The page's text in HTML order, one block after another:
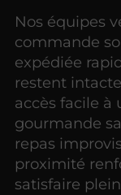
Nos équipes
commande
expédiée
restent
accès facile à
gourmande
repas
proximité
satisfaire